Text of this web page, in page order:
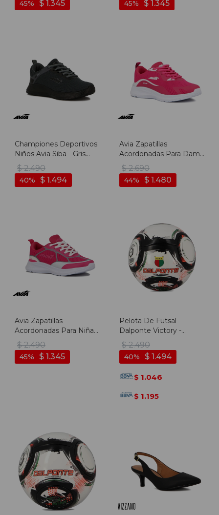
$ 1.345
45
$ 1.345
45
Championes Deportivos
Niños Avia Siba - Gris
Oscuro-negro
$ 2.490
$ 1.494
40
Avia Zapatillas
Acordonadas Para Dama
Patron- Fuchsia/white -
Fucsia-blanco
$ 2.690
$ 1.480
44
Avia Zapatillas
Acordonadas Para Niña
Evan- Fuchsia/white -
Fucsia-blanco
$ 2.490
$ 1.345
45
Pelota De Futsal
Dalponte Victory -
Blanco-negro
$ 2.490
$ 1.494
40
$ 1.046
$ 1.195